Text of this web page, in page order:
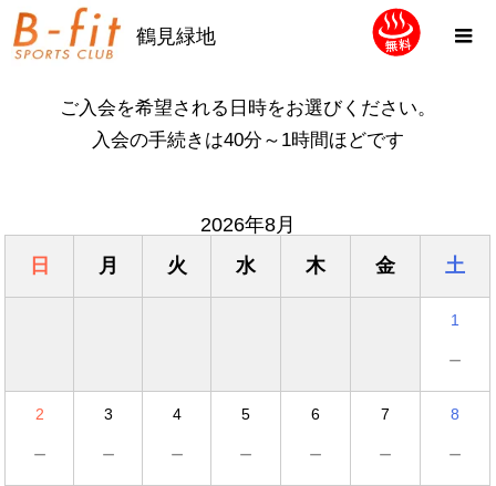
鶴見緑地
ご入会を希望される日時をお選びください。
入会の手続きは40分～1時間ほどです
2026年8月
日
月 火 水 木 金 土
1
－
2
－
3
－
4
－
5
－
6
－
7
－
8
－